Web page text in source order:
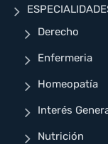
Derecho
Enfermeria
Homeopatía
Interés
Nutrición